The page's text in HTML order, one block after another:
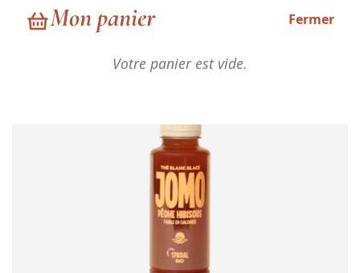
Mon panier Fermer
Votre panier est vide.
3,90€